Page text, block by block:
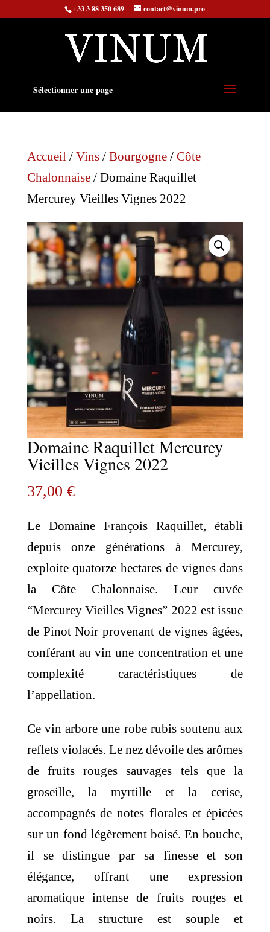
+33 3 88 350 689 contact@vinum.pro
Sélectionner une page
Accueil/ Vins/ Bourgogne/ Côte
Chalonnaise/ Domaine Raquillet
Mercurey Vieilles Vignes 2022
Domaine Raquillet Mercurey
Vieilles Vignes 2022
37,00 €
Le Domaine François Raquillet, établi
depuis onze générations à Mercurey,
exploite quatorze hectares de vignes dans
la Côte Chalonnaise. Leur cuvée
“Mercurey Vieilles Vignes” 2022 est issue
de Pinot Noir provenant de vignes âgées,
conférant au vin une concentration et une
complexité caractéristiques de
l’appellation.
Ce vin arbore une robe rubis soutenu aux
reflets violacés. Le nez dévoile des arômes
de fruits rouges sauvages tels que la
groseille, la myrtille et la cerise,
accompagnés de notes florales et épicées
sur un fond légèrement boisé. En bouche,
il se distingue par sa finesse et son
élégance, offrant une expression
aromatique intense de fruits rouges et
noirs. La structure est souple et